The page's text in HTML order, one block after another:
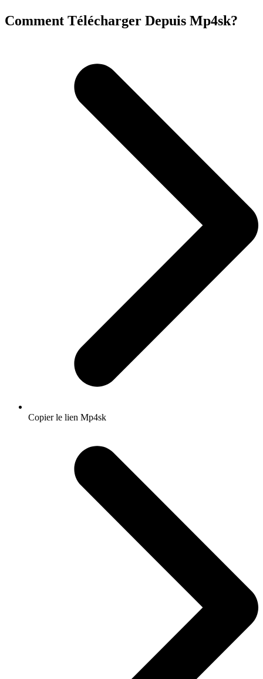
Comment Télécharger Depuis Mp4sk?
Copier le lien Mp4sk